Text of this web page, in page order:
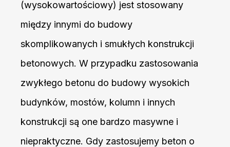
(wysokowartościowy) jest stosowany
między innymi do budowy
skomplikowanych i smukłych konstrukcji
betonowych. W przypadku zastosowania
zwykłego betonu do budowy wysokich
budynków, mostów, kolumn i innych
konstrukcji są one bardzo masywne i
niepraktyczne. Gdy zastosujemy beton o